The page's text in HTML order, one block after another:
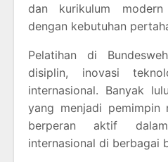
dan kurikulum modern
dengan kebutuhan
Pelatihan di
disiplin, inovasi
internasional. Banyak
yang menjadi
berperan aktif
internasional di berbagai